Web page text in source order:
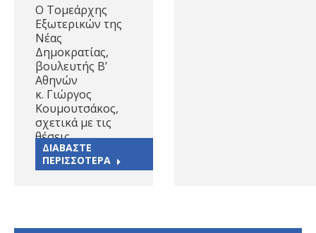
Ο Τομεάρχης
Εξωτερικών της
Νέας
Δημοκρατίας,
βουλευτής Β’
Αθηνών
κ. Γιώργος
Κουμουτσάκος,
σχετικά με τις
θέσεις…
ΔΙΑΒΑΣΤΕ
ΠΕΡΙΣΣΟΤΕΡΑ